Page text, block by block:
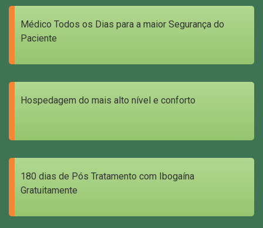
Médico Todos os Dias para a maior Segurança do
Paciente
Hospedagem do mais alto nível e conforto
180 dias de Pós Tratamento com Ibogaína
Gratuitamente